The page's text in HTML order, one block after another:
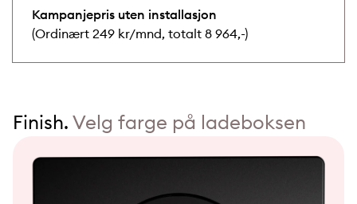
Kampanjepris uten installasjon
(Ordinært 249 kr/mnd, totalt 8 964,-)
Finish. Velg farge på ladeboksen